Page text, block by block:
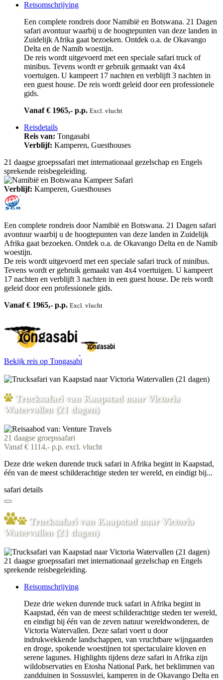
Reisomschrijving
Een complete rondreis door Namibië en Botswana. 21 Dagen
safari avontuur waarbij u de hoogtepunten van deze landen in
Zuidelijk Afrika gaat bezoeken. Ontdek o.a. de Okavango
Delta en de Namib woestijn.
De reis wordt uitgevoerd met een speciale safari truck of
minibus. Tevens wordt er gebruik gemaakt van 4x4
voertuigen. U kampeert 17 nachten en verblijft 3 nachten in
een guest house. De reis wordt geleid door een professionele
gids.
Vanaf € 1965,- p.p. Excl. vlucht
Reisdetails
Reis van: Tongasabi
Verblijf: Kamperen, Guesthouses
21 daagse groepssafari met internationaal gezelschap en Engels
sprekende reisbegeleiding.
Verblijf: Kamperen, Guesthouses
Een complete rondreis door Namibië en Botswana. 21 Dagen safari
avontuur waarbij u de hoogtepunten van deze landen in Zuidelijk
Afrika gaat bezoeken. Ontdek o.a. de Okavango Delta en de Namib
woestijn.
De reis wordt uitgevoerd met een speciale safari truck of minibus.
Tevens wordt er gebruik gemaakt van 4x4 voertuigen. U kampeert
17 nachten en verblijft 3 nachten in een guest house. De reis wordt
geleid door een professionele gids.
Vanaf € 1965,- p.p. Excl. vlucht
Bekijk reis op Tongasabi
Trucksafari van Kaapstad naar Victoria
Watervallen (21 dagen)
21 daagse groepssafari
Vanaf € 1114,- p.p. excl. vlucht
Deze drie weken durende truck safari in Afrika begint in Kaapstad,
één van de meest schilderachtige steden ter wereld, en eindigt bij...
safari details
Trucksafari van Kaapstad naar Victoria
Watervallen (21 dagen)
21 daagse groepssafari met internationaal gezelschap en Engels
sprekende reisbegeleiding.
Reisomschrijving
Deze drie weken durende truck safari in Afrika begint in
Kaapstad, één van de meest schilderachtige steden ter wereld,
en eindigt bij één van de zeven natuur wereldwonderen, de
Victoria Watervallen. Deze safari voert u door
indrukwekkende landschappen, van vruchtbare wijngaarden
en droge, spokende woestijnen tot spectaculaire kloven en
serene lagunes. Highlights tijdens deze safari in Afrika zijn
wildobservaties en Etosha National Park, het beklimmen van
zandduinen in Sossusvlei, kamperen in de Okavango Delta en